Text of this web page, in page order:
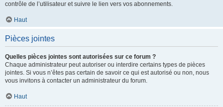
contrôle de l’utilisateur et suivre le lien vers vos abonnements.
Haut
Pièces jointes
Quelles pièces jointes sont autorisées sur ce forum ?
Chaque administrateur peut autoriser ou interdire certains types de pièces
jointes. Si vous n’êtes pas certain de savoir ce qui est autorisé ou non, nous
vous invitons à contacter un administrateur du forum.
Haut